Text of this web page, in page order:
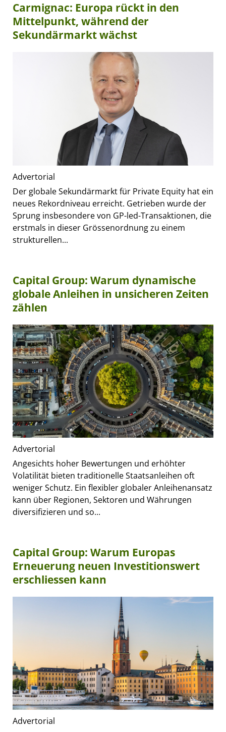
Carmignac: Europa rückt in den
Mittelpunkt, während der
Sekundärmarkt wächst
Advertorial
Der globale Sekundärmarkt für Private Equity hat ein
neues Rekordniveau erreicht. Getrieben wurde der
Sprung insbesondere von GP-led-Transaktionen, die
erstmals in dieser Grössenordnung zu einem
strukturellen...
Capital Group: Warum dynamische
globale Anleihen in unsicheren Zeiten
zählen
Advertorial
Angesichts hoher Bewertungen und erhöhter
Volatilität bieten traditionelle Staatsanleihen oft
weniger Schutz. Ein flexibler globaler Anleihenansatz
kann über Regionen, Sektoren und Währungen
diversifizieren und so...
Capital Group: Warum Europas
Erneuerung neuen Investitionswert
erschliessen kann
Advertorial